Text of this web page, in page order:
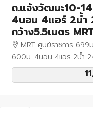
ถ.แจ้งวัฒนะ10-
4นอน 4แอร์ 2น้ำ
กว้าง5.5เมตร
MRT ศูนย์ราชการ
600ม. 4นอน 4แอร์ 2น้ำ